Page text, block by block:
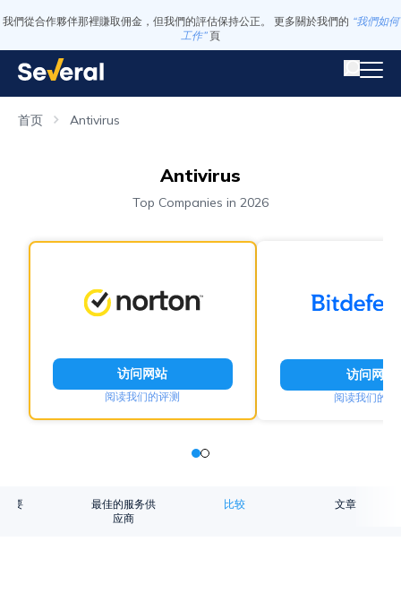
我們從合作夥伴那裡賺取佣金，但我們的評估保持公正。 更多關於我們的 “我們如何
工作” 頁
首页 Antivirus
Antivirus
Top Companies in 2026
访问网站
阅读我们的评测
访问网站
阅读我们的评
概要
最佳的服务供
应商
比较 文章